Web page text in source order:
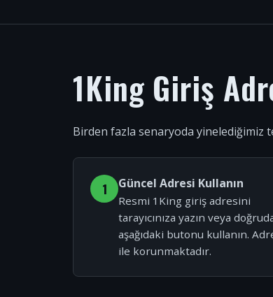
1King Giriş
Birden fazla senaryoda yinelediğimiz
1 Güncel Adresi Kullanın
Resmi 1King giriş adresini
tarayıcınıza yazın veya
aşağıdaki butonu kullanın.
ile korunmaktadır.